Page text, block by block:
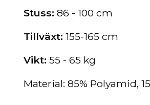
Stuss: 86 - 100 cm
Tillväxt: 155-165 cm
Vikt: 55 - 65 kg
Material: 85% Polyamid,